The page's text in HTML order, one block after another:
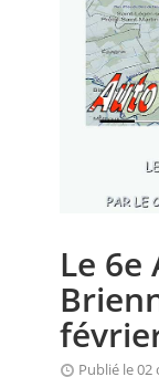
MONTAGNE
EVÈNEMENTS
CALENDRIER
ANNUAIRES
PETITES
Le 6e
Publié le 02